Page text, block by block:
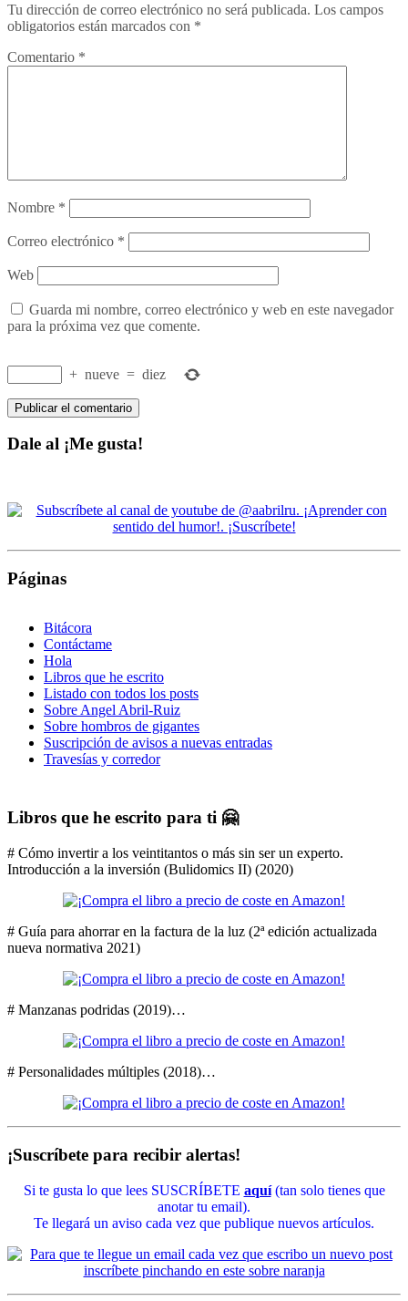
Tu dirección de correo electrónico no será publicada. Los campos
obligatorios están marcados con *
Comentario *
Nombre *
Correo electrónico *
Web
Guarda mi nombre, correo electrónico y web en este navegador
para la próxima vez que comente.
+ nueve = diez
Dale al ¡Me gusta!
Páginas
Bitácora
Contáctame
Hola
Libros que he escrito
Listado con todos los posts
Sobre Angel Abril-Ruiz
Sobre hombros de gigantes
Suscripción de avisos a nuevas entradas
Travesías y corredor
Libros que he escrito para ti 🤗
# Cómo invertir a los veintitantos o más sin ser un experto.
Introducción a la inversión (Bulidomics II) (2020)
# Guía para ahorrar en la factura de la luz (2ª edición actualizada
nueva normativa 2021)
# Manzanas podridas (2019)…
# Personalidades múltiples (2018)…
¡Suscríbete para recibir alertas!
Si te gusta lo que lees SUSCRÍBETE aquí(tan solo tienes que
anotar tu email).
Te llegará un aviso cada vez que publique nuevos artículos.